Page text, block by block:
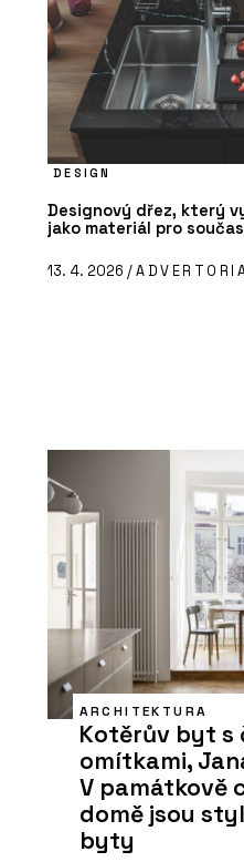
DESIGN
Designový dřez, který
jako materiál pro
13. 4. 2026 /
ARCHITEKTURA
Kotěrův byt s
omítkami,
V památkově
domě jsou
byty